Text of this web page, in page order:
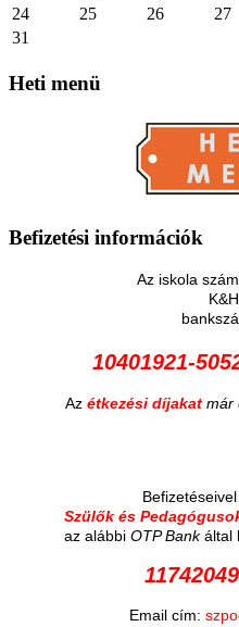
24
25 26 27
31
Heti menü
Befizetési információk
Az iskola
10401921-
Az étkezési díjakat már
Szülők és
az alábbi OTP Bankáltal
Email cím: